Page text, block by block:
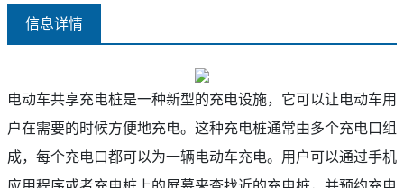
信息详情
电动车共享充电桩是一种新型的充电设施，它可以让电动车用
户在需要的时候方便地充电。这种充电桩通常由多个充电口组
成，每个充电口都可以为一辆电动车充电。用户可以通过手机